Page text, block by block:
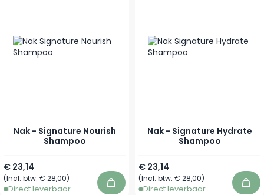
Nak - Signature Nourish
Shampoo
Vanaf
€ 23,14
(Incl. btw: € 28,00)
Direct leverbaar In winkelwagen
Nak - Signature Hydrate
Shampoo
Vanaf
€ 23,14
(Incl. btw: € 28,00)
Direct leverbaar In